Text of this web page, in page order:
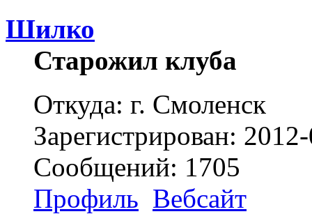
Шилко
Старожил клуба
Откуда: г. Смоленск
Зарегистрирован:
Сообщений: 1705
Профиль Вебсайт